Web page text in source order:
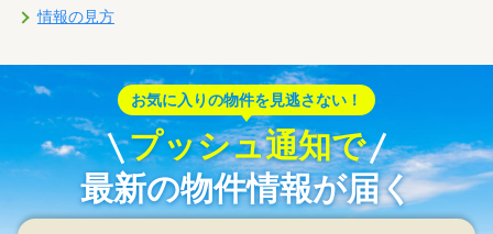
情報の見方
お気に入りの物件を見逃さない！
プッシュ通知で
最新の物件情報が届く